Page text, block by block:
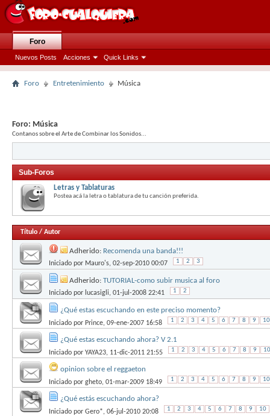
Foro
Nuevos Posts Acciones Quick Links
Foro Entretenimiento Música
Foro: Música
Contanos sobre el Arte de Combinar los Sonidos...
Sub-Foros
Letras y Tablaturas
Postea acá la letra o tablatura de tu canción preferida.
Título / Autor
Adherido: Recomenda una banda!!!
Iniciado por Mauro's, 02-sep-2010 00:07 1 2 3
Adherido: TUTORIAL-como subir musica al foro
Iniciado por lucasigli, 01-jul-2008 22:41 1 2
¿Qué estas escuchando en este preciso momento?
Iniciado por Prince, 09-ene-2007 16:58 1 2 3 4 5 6 7 8 9 10
¿Qué estas escuchando ahora? V 2.1
Iniciado por YAYA23, 11-dic-2011 21:55 1 2 3 4 5 6 7 8 9 10
opinion sobre el reggaeton
Iniciado por gheto, 01-mar-2009 18:49 1 2 3 4 5 6 7 8 9 10
¿Qué estás escuchando ahora?
Iniciado por Gero*, 06-jul-2010 20:08 1 2 3 4 5 6 7 8 9 10